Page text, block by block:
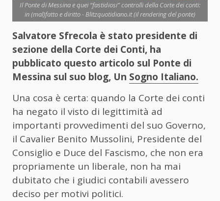
Il Ponte di Messina e quei “fastidiosi” controlli della Corte dei conti:
in (mal)fatto e diritto - Blitzquotidiano.it (il rendering del ponte)
Salvatore Sfrecola è stato presidente di
sezione della Corte dei Conti, ha
pubblicato questo articolo sul Ponte di
Messina sul suo blog, Un Sogno Italiano.
Una cosa è certa: quando la Corte dei conti
ha negato il visto di legittimità ad
importanti provvedimenti del suo Governo,
il Cavalier Benito Mussolini, Presidente del
Consiglio e Duce del Fascismo, che non era
propriamente un liberale, non ha mai
dubitato che i giudici contabili avessero
deciso per motivi politici.